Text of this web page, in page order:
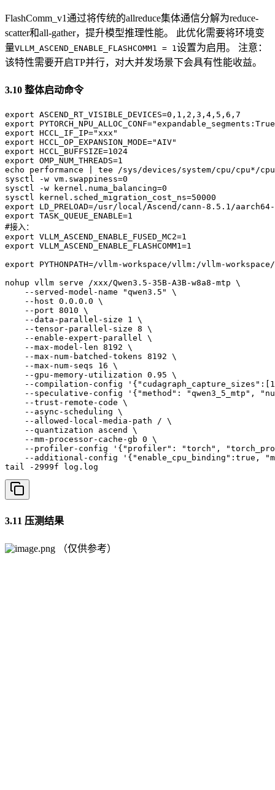
FlashComm_v1通过将传统的allreduce集体通信分解为reduce-
scatter和all-gather，提升模型推理性能。 此优化需要将环境变
量VLLM_ASCEND_ENABLE_FLASHCOMM1 = 1设置为启用。 注意：
该特性需要开启TP并行，对大并发场景下会具有性能收益。
3.10 整体启动命令
export ASCEND_RT_VISIBLE_DEVICES=0,1,2,3,4,5,6,7
export
export HCCL_IF_IP="xxx"
export HCCL_OP_EXPANSION_MODE="AIV"
export HCCL_BUFFSIZE=1024
export OMP_NUM_THREADS=1
echo performance | tee /sys/devices/system/cpu/cpu*/
sysctl -w vm.swappiness=0
sysctl -w kernel.numa_balancing=0
sysctl kernel.sched_migration_cost_ns=50000
export LD_PRELOAD=/usr/local/Ascend/cann-8.5.1/
export TASK_QUEUE_ENABLE=1
#接入：
export VLLM_ASCEND_ENABLE_FUSED_MC2=1
export VLLM_ASCEND_ENABLE_FLASHCOMM1=1
export PYTHONPATH=/vllm-workspace/vllm:/vllm-workspace/
nohup vllm serve /xxx/Qwen3.5-35B-A3B-w8a8-mtp \
    --served-model-name "qwen3.5" \
    --host 0.0.0.0 \
    --port 8010 \
    --data-parallel-size 1 \
    --tensor-parallel-size 8 \
    --enable-expert-parallel \
    --max-model-len 8192 \
    --max-num-batched-tokens 8192 \
    --max-num-seqs 16 \
    --gpu-memory-utilization 0.95 \
--compilation-config
--speculative-config '{"method": "qwen3_5_mtp",
    --trust-remote-code \
    --async-scheduling \
    --allowed-local-media-path / \
    --quantization ascend \
    --mm-processor-cache-gb 0 \
--profiler-config '{"profiler": "torch",
--additional-config '{"enable_cpu_binding":true,
tail -2999f log.log
3.11 压测结果
（仅供参考）